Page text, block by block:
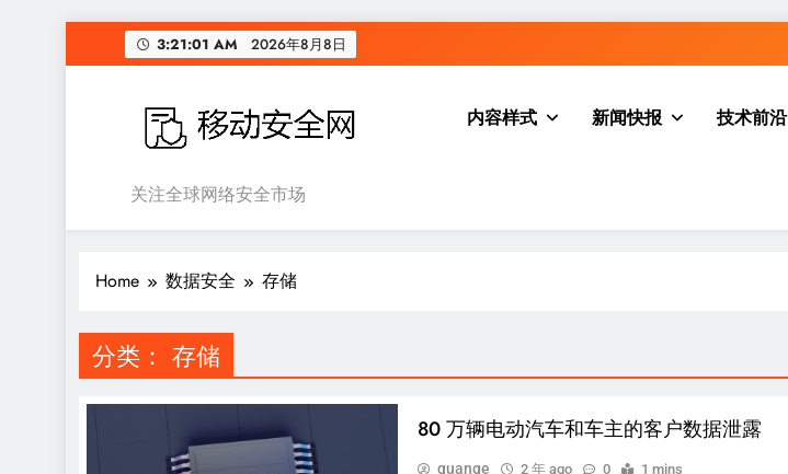
to
3:21:02 AM 2026年8月8日
移动安全网
关注全球网络安全市场
内容样式 新闻快报 技术前沿
Home 数据安全 存储
分类： 存储
80 万辆电动汽车和车主的客户数据泄露
quange 2 年 ago 0 1 mins